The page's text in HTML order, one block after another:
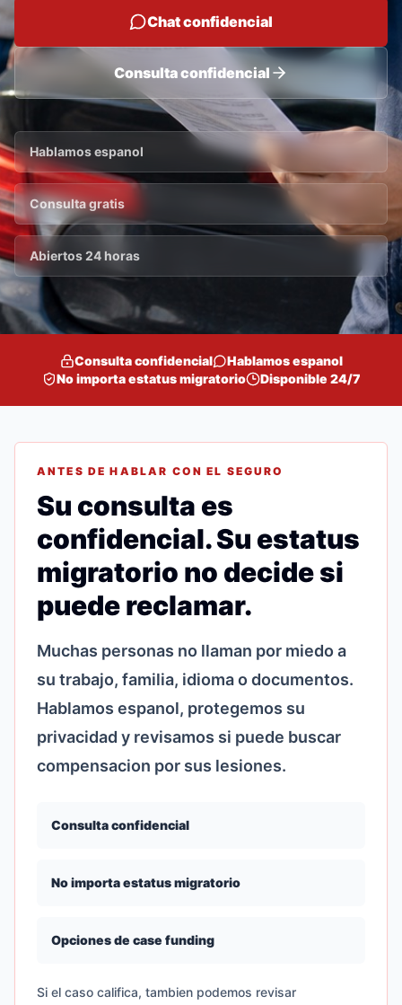
Chat confidencial
Consulta confidencial
Hablamos espanol
Consulta gratis
Abiertos 24 horas
Consulta confidencial
Hablamos espanol
No importa estatus migratorio
Disponible 24/7
ANTES DE HABLAR CON EL SEGURO
Su consulta es
confidencial. Su estatus
migratorio no decide si
puede reclamar.
Muchas personas no llaman por miedo a
su trabajo, familia, idioma o documentos.
Hablamos espanol, protegemos su
privacidad y revisamos si puede buscar
compensacion por sus lesiones.
Consulta confidencial
No importa estatus migratorio
Opciones de case funding
Si el caso califica, tambien podemos revisar